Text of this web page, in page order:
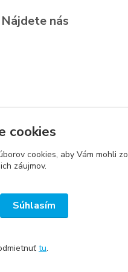
Nájdete nás
cookies
cookies, aby Vám mohli
záujmov.
Súhlasím
tu.